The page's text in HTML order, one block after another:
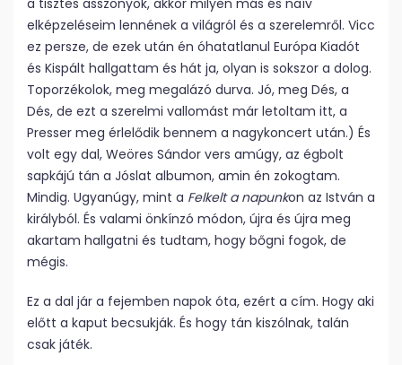
a tisztes asszonyok, akkor milyen más és naív
elképzeléseim lennének a világról és a szerelemről. Vicc
ez persze, de ezek után én óhatatlanul Európa Kiadót
és Kispált hallgattam és hát ja, olyan is sokszor a dolog.
Toporzékolok, meg megalázó durva. Jó, meg Dés, a
Dés, de ezt a szerelmi vallomást már letoltam itt, a
Presser meg érlelődik bennem a nagykoncert után.) És
volt egy dal, Weöres Sándor vers amúgy, az égbolt
sapkájú tán a Jóslat albumon, amin én zokogtam.
Mindig. Ugyanúgy, mint a Felkelt a napunkon az István a
királyból. És valami önkínzó módon, újra és újra meg
akartam hallgatni és tudtam, hogy bőgni fogok, de
mégis.
Ez a dal jár a fejemben napok óta, ezért a cím. Hogy aki
előtt a kaput becsukják. És hogy tán kiszólnak, talán
csak játék.